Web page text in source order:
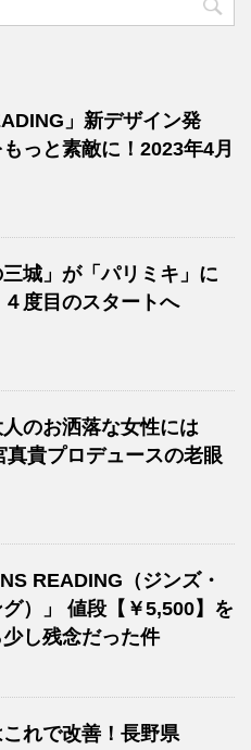
」新デザイン発
っと素敵に！2023年4月
三城」が「パリミキ」に
度目のスタートへ
のお洒落な女性には
真貴プロデュースの老眼
READING（ジンズ・
グ）」 値段【￥5,500】を
し残念だった件
れで改善！長野県